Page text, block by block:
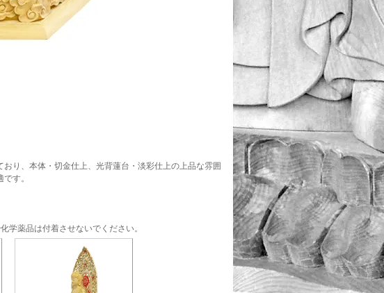
り、本体・切金仕上、光背蓮台・淡彩仕上の上品な雰囲
す。
学薬品は付着させないでください。